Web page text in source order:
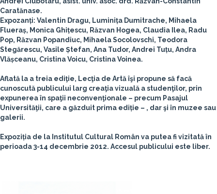
Caratănase.
Expozanți: Valentin Dragu, Luminița Dumitrache, Mihaela
Flueraș, Monica Ghițescu, Răzvan Hogea, Claudia Ilea, Radu
Pop, Răzvan Popandiuc, Mihaela Socolovschi, Teodora
Stegărescu, Vasile Ștefan, Ana Tudor, Andrei Tuțu, Andra
Vlășceanu, Cristina Voicu, Cristina Voinea.
Aflată la a treia ediţie, Lecţia de Artă îşi propune să facă
cunoscută publicului larg creaţia vizuală a studenţilor, prin
expunerea în spaţii neconvenţionale – precum Pasajul
Universităţii, care a găzduit prima ediție – , dar şi în muzee sau
galerii.
Expoziția de la Institutul Cultural Român va putea fi vizitată în
perioada 3-14 decembrie 2012. Accesul publicului este liber.